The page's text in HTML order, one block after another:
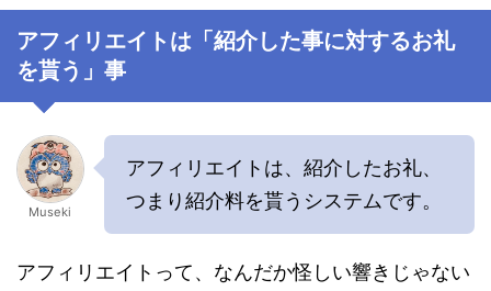
アフィリエイトは「紹介した事に対するお礼
を貰う」事
Museki
アフィリエイトは、紹介したお礼、
つまり紹介料を貰うシステムです。
アフィリエイトって、なんだか怪しい響きじゃない